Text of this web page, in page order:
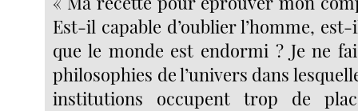
Est-il capable d’oublier l’homme,
que le monde est endormi ? Je ne
philosophies de l’univers dans
institutions occupent trop de